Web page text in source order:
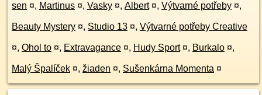
sen ¤, Martinus ¤, Vasky ¤, Albert ¤, Výtvarné potřeby ¤,
Beauty Mystery ¤, Studio 13 ¤, Výtvarné potřeby Creative
¤, Ohol to ¤, Extravagance ¤, Hudy Sport ¤, Burkalo ¤,
Malý Špalíček ¤, žiaden ¤, Sušenkárna Momenta ¤